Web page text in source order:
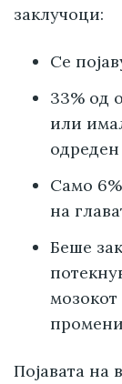
заклучоци:
Се
33% од
или
Само
на
Беше
Појавата на